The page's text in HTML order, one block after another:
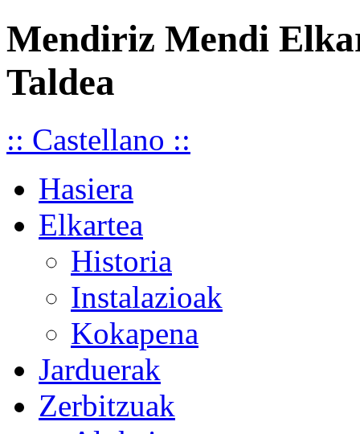
Mendiriz Mendi
Taldea
:: Castellano ::
Hasiera
Elkartea
Historia
Instalazioak
Kokapena
Jarduerak
Zerbitzuak